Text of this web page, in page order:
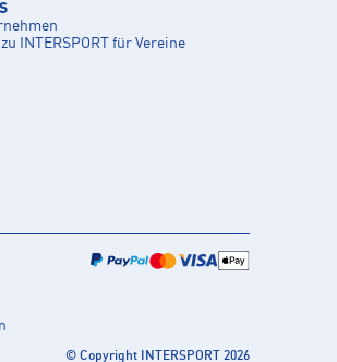
INTERSPORT für Vereine
© Copyright INTERSPORT 2026